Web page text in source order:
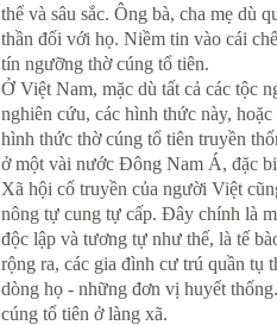
thể và sâu sắc. Ông bà, cha mẹ dù
thần đối với họ. Niềm tin vào cái
tín ngưỡng thờ cúng tổ tiên.
Ở Việt Nam, mặc dù tất cả các tộc
nghiên cứu, các hình thức này,
hình thức thờ cúng tổ tiên truyền
ở một vài nước Đông Nam Á, đặc
Xã hội cổ truyền của người Việt
nông tự cung tự cấp. Đây chính là
độc lập và tương tự như thế, là tế
rộng ra, các gia đình cư trú quần tụ
dòng họ - những đơn vị huyết
cúng tổ tiên ở làng xã.